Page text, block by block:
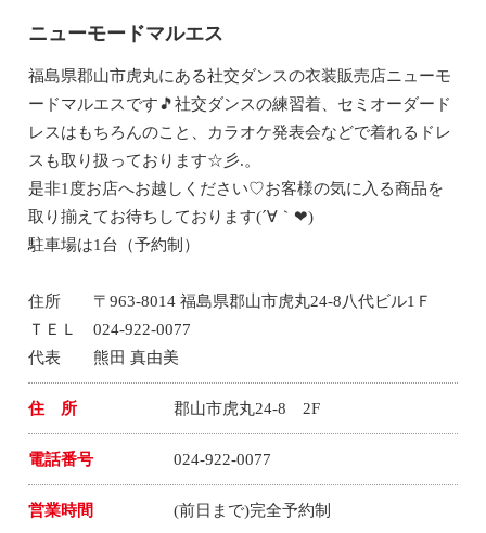
ニューモードマルエス
福島県郡山市虎丸にある社交ダンスの衣装販売店ニューモ
ードマルエスです🎵社交ダンスの練習着、セミオーダード
レスはもちろんのこと、カラオケ発表会などで着れるドレ
スも取り扱っております☆彡.。
是非1度お店へお越しください♡お客様の気に入る商品を
取り揃えてお待ちしております(´∀｀❤)
駐車場は1台（予約制）
住所 〒963-8014 福島県郡山市虎丸24-8八代ビル1Ｆ
ＴＥＬ 024-922-0077
代表 熊田 真由美
住 所 郡山市虎丸24-8 2F
電話番号 024-922-0077
営業時間 (前日まで)完全予約制